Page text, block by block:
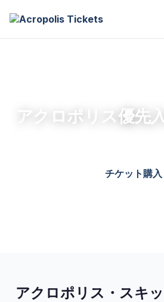
アクロポリス優先
チケット購入
アクロポリス・スキ